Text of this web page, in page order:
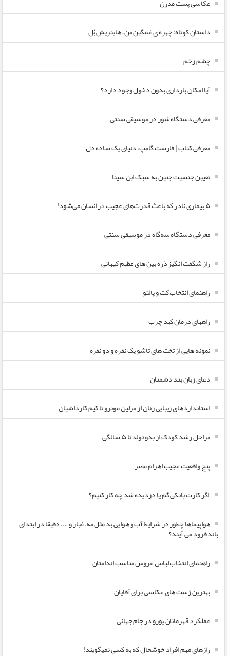
عکاسی پست مدرن
داستان کوتاه: چهره ی غمگین من – هاینریش بُل
چشم زخم
آیا امکان بارداری بدون دخول وجود دارد؟
معرفی دستگاه شور در موسیقی سنتی
معرفی کتاب | فارست گامپ؛ دنیای یک ساده دل
تعیین جنسیت جنین به سبک ابن سینا
۵ بیماری نادر که باعث قدرت‌های عجیب در انسان می‌شود!
معرفی دستگاه سه‌گاه در موسیقی سنتی
راز شگفت انگیز ذره بین های عظیم کیهانی
راهنمای انتخاب کت و پالتو
راههای درمان کبد چرب
نمونه هایی از تخت های تاشو یک نفره و دو نفره
دعای زبان بند دشمنان
استانداردهای زیبایی زنان از مرلین مونرو تا کیم کارداشیان
مراحل رشد کودک از بدو تولد تا ۵ سالگی
پنج واقعیت عجیب اهرام مصر
اگر کارت بانکی گم یا دزدیده شد چه کار کنیم؟
هواپیماها چطور در شرایط آب و هوایی بد مثل مه،غبار و …. دقیقا در ابتدای
باند فرود می آیند؟
راهنمای انتخاب لباس عروس مناسب اندامتان
بهترین ژست های عکاسی برای آقایان
عملکرد قهرمانان یورو در جام جهانی
رازهای مهم افراد خوشحال که به کسی نمیگویند!